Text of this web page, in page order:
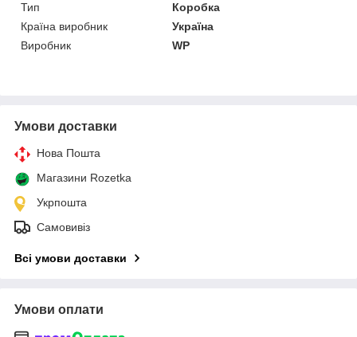
Тип
Коробка
Країна виробник
Україна
Виробник
WP
Умови доставки
Нова Пошта
Магазини Rozetka
Укрпошта
Самовивіз
Всі умови доставки
Умови оплати